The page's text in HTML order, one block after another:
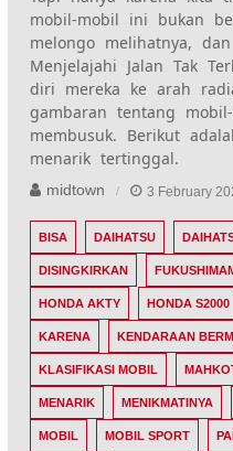
mobil-mobil ini bukan
melongo melihatnya,
Menjelajahi Jalan Tak
diri mereka ke arah
gambaran tentang
membusuk. Berikut
menarik tertinggal.
midtown 3 February
BISA DAIHATSU
DISINGKIRKAN
HONDA AKTY HONDA S2000
KARENA KENDARAAN
KLASIFIKASI MOBIL
MENARIK MENIKMATINYA
MOBIL MOBIL SPORT